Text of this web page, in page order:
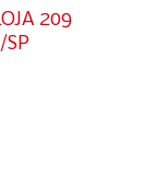
209
SP